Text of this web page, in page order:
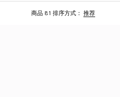
商品 81 排序方式： 推荐